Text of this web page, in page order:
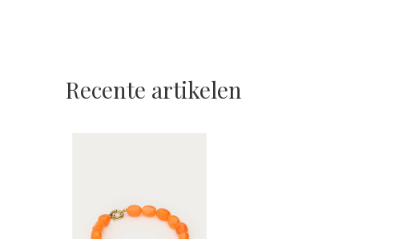
Recente artikelen